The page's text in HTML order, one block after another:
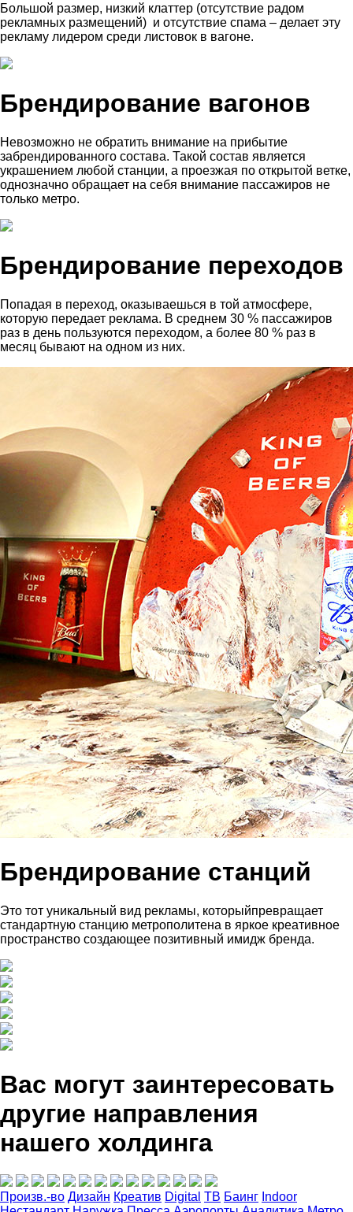
Большой размер, низкий клаттер (отсутствие радом
рекламных размещений) и отсутствие спама – делает эту
рекламу лидером среди листовок в вагоне.
Брендирование вагонов
Невозможно не обратить внимание на прибытие
забрендированного состава. Такой состав является
украшением любой станции, а проезжая по открытой ветке,
однозначно обращает на себя внимание пассажиров не
только метро.
Брендирование переходов
Попадая в переход, оказываешься в той атмосфере,
которую передает реклама. В среднем 30 % пассажиров
раз в день пользуются переходом, а более 80 % раз в
месяц бывают на одном из них.
Брендирование станций
Это тот уникальный вид рекламы, которыйпревращает
стандартную станцию метрополитена в яркое креативное
пространство создающее позитивный имидж бренда.
Вас могут заинтересовать
другие направления
нашего холдинга
Произв.-во Дизайн Креатив Digital ТВ Баинг Indoor